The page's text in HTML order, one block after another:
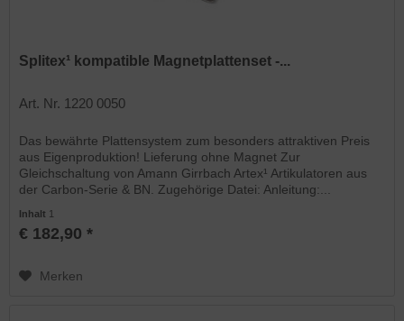
Splitex¹ kompatible Magnetplattenset -...
Art. Nr. 1220 0050
Das bewährte Plattensystem zum besonders attraktiven Preis
aus Eigenproduktion! Lieferung ohne Magnet Zur
Gleichschaltung von Amann Girrbach Artex¹ Artikulatoren aus
der Carbon-Serie & BN. Zugehörige Datei: Anleitung:...
Inhalt 1
€ 182,90 *
Merken